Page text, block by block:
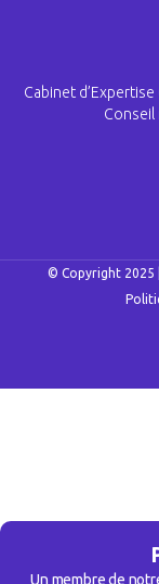
Un membre de
Cabinet
Conseil
© Copyright 2025